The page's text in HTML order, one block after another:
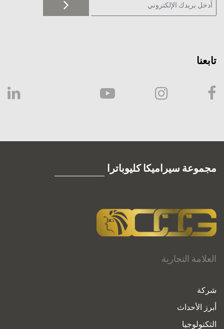
تابعنا
مجموعة سيراميكا كليوباترا
العلامة التجارية
شركة
أبرز الأحداث
التكنولوجيا